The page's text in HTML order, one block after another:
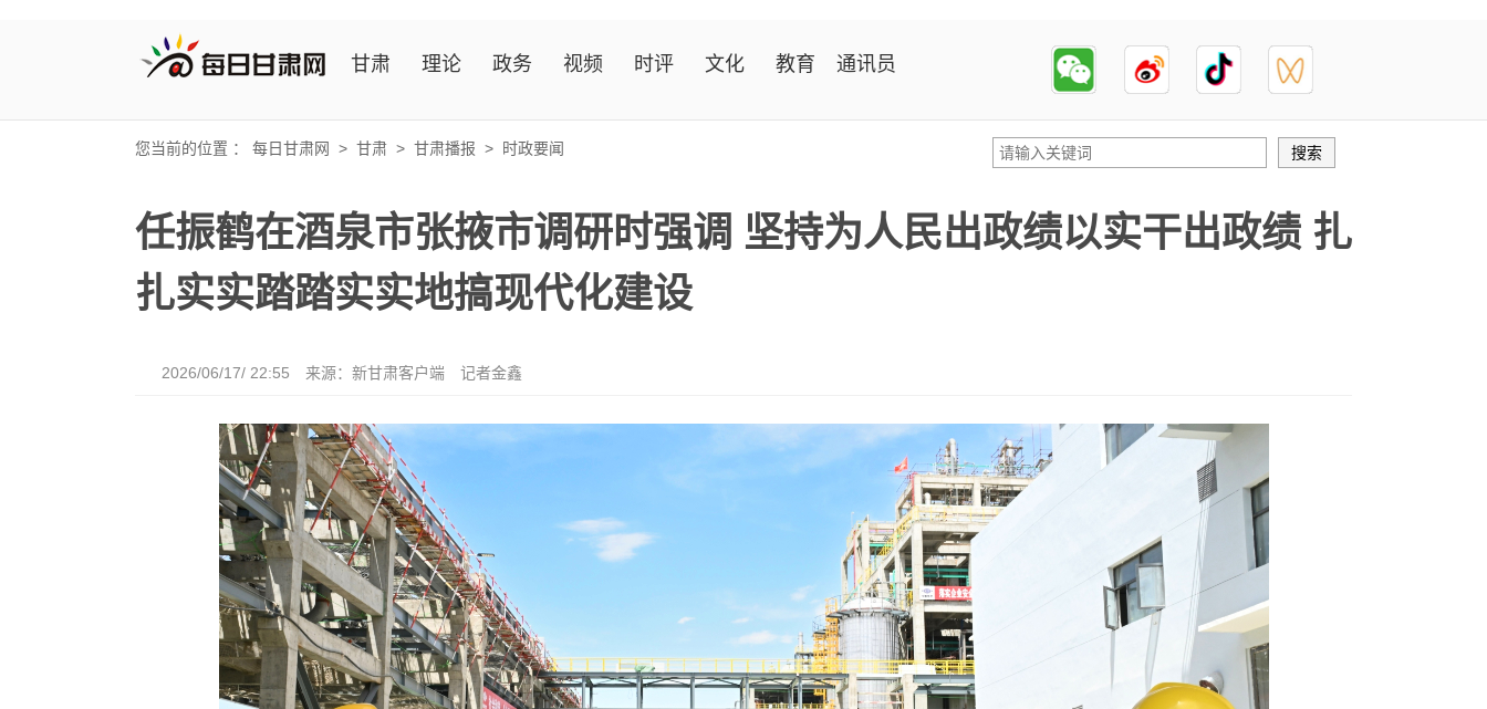
甘肃 理论 政务 视频 时评 文化 教育 通讯员
您当前的位置 ： 每日甘肃网 > 甘肃 > 甘肃播报 > 时政要闻
任振鹤在酒泉市张掖市调研时强调 坚持为人民出政绩以实干出政绩 扎
扎实实踏踏实实地搞现代化建设
2026/06/17/ 22:55 来源：新甘肃客户端 记者金鑫